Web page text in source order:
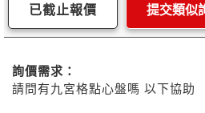
已截止報價 提交類似
詢價需求：
請問有九宮格點心盤嗎 以下協助